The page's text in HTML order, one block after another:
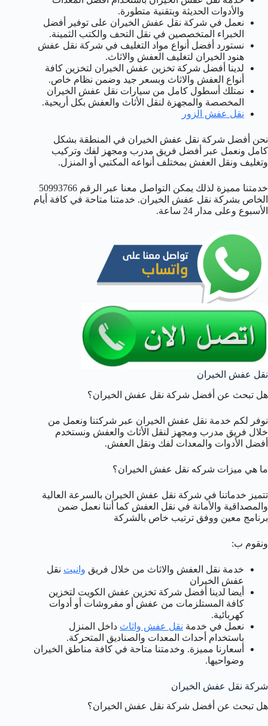
والأدوات الحديثة وبتقنية متطورة.
نعمل في شركة نقل عفش الخيران على توفير أفضل
الخبراء المتخصصين في نقل التحف والكتب الثمينة.
نستورد أفضل أنواع مواد التغليف في شركة نقل عفش
هنود الخيران لتغليف العفش والاثاث.
لدينا أفضل شركة تخزين عفش الخيران لتخزين كافة
أنواع العفش والاثاث وبسعر جيد وضمن نظام خاص.
نمتلك أسطول كامل من سيارات نقل عفش الخيران
المخصصة والمجهزة لنقل الأثاث والعفش بكل أريحية.
نقل عفش الزور
نحن أفضل شركة نقل عفش الخيران في المنطقة بشكل
كامل ونعمل عبر أفضل فريق مدرب ومجهز لفك وتركيب
وتغليف ونقل العفش بمختلف أنواعه المكتبي أو المنزل.
خدمتنا مميزة لذلك يمكن التواصل معنا عبر الرقم 50993766
الخاص بشركة نقل عفش الخيران. خدمتنا متاحة في كافة أيام
الأسبوع وعلى مدار 24 ساعة.
نقل عفش الخيران
هل تبحث عن أفضل شركة نقل عفش الخيران؟
نوفر لكم خدمة نقل عفش الخيران عبر شركتنا ونعمل من
خلال فريق مدرب ومجهز لنقل الأثاث والعفش ونستخدم
أفضل الأدوات والمعدات لفك ونقل العفش.
ما هي ميزات شركه نقل عفش الخيران؟
تتميز خدماتنا في شركة نقل عفش الخيران بالسرعة العالية
والمصداقية والأمانة في نقل العفش كما أننا نعمل ضمن
برنامج معين ووفق ترتيب خاص بالشركة
ونقوم ب:
خدمة نقل العفش والاثاث من خلال فريق وانيت نقل
عفش الخيران
أيضا لدينا أفضل شركة تخزين عفش الكويت لتخزين
كافة المستلزمات من عفش أو مفروشات أو أدوات
كهربائية.
نعمل في خدمة نقل عفش واثاث داخل المنزل
باستخدام أحداث المعدات والصناديق المتحركة.
أسعارنا مميزة. وخدمتنا متاحة في كافة مناطق الخيران
وضواحيها.
شركة نقل عفش الخيران
هل تبحث عن أفضل شركة نقل عفش الخيران؟